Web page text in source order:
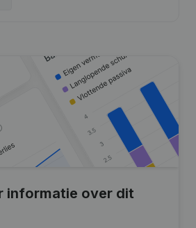
informatie over dit